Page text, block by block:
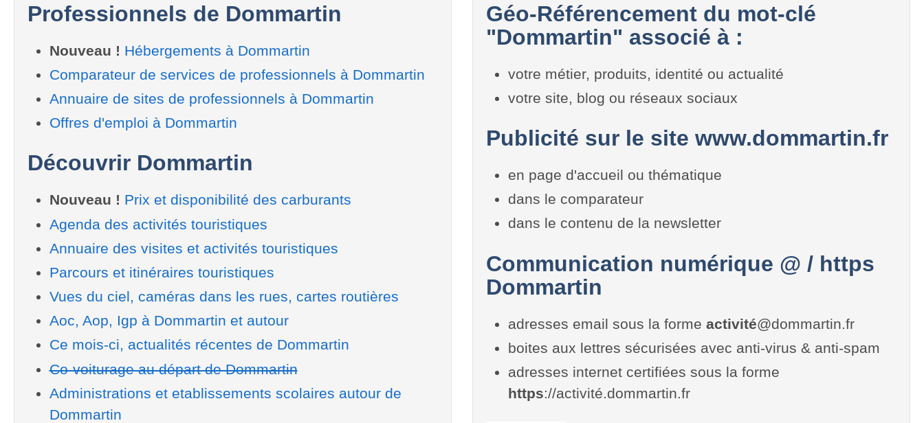
Professionnels de Dommartin
Nouveau ! Hébergements à Dommartin
Comparateur de services de professionnels à Dommartin
Annuaire de sites de professionnels à Dommartin
Offres d'emploi à Dommartin
Découvrir Dommartin
Nouveau ! Prix et disponibilité des carburants
Agenda des activités touristiques
Annuaire des visites et activités touristiques
Parcours et itinéraires touristiques
Vues du ciel, caméras dans les rues, cartes routières
Aoc, Aop, Igp à Dommartin et autour
Ce mois-ci, actualités récentes de Dommartin
Co-voiturage au départ de Dommartin
Administrations et etablissements scolaires autour de
Dommartin
Géo-Référencement du mot-clé
"Dommartin" associé à :
votre métier, produits, identité ou actualité
votre site, blog ou réseaux sociaux
Publicité sur le site www.dommartin.fr
en page d'accueil ou thématique
dans le comparateur
dans le contenu de la newsletter
Communication numérique @ / https
Dommartin
adresses email sous la forme activité@dommartin.fr
boites aux lettres sécurisées avec anti-virus & anti-spam
adresses internet certifiées sous la forme
https://activité.dommartin.fr